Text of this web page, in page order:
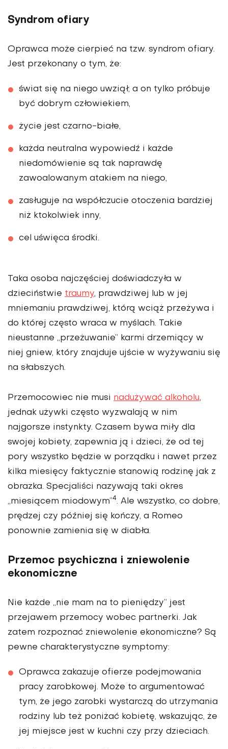
Syndrom ofiary
Oprawca może cierpieć na tzw. syndrom ofiary.
Jest przekonany o tym, że:
świat się na niego uwziął, a on tylko próbuje
być dobrym człowiekiem,
życie jest czarno-białe,
każda neutralna wypowiedź i każde
niedomówienie są tak naprawdę
zawoalowanym atakiem na niego,
zasługuje na współczucie otoczenia bardziej
niż ktokolwiek inny,
cel uświęca środki.
Taka osoba najczęściej doświadczyła w
dzieciństwie traumy, prawdziwej lub w jej
mniemaniu prawdziwej, którą wciąż przeżywa i
do której często wraca w myślach. Takie
nieustanne „przeżuwanie” karmi drzemiący w
niej gniew, który znajduje ujście w wyżywaniu się
na słabszych.
Przemocowiec nie musi nadużywać alkoholu,
jednak używki często wyzwalają w nim
najgorsze instynkty. Czasem bywa miły dla
swojej kobiety, zapewnia ją i dzieci, że od tej
pory wszystko będzie w porządku i nawet przez
kilka miesięcy faktycznie stanowią rodzinę jak z
obrazka. Specjaliści nazywają taki okres
„miesiącem miodowym”4. Ale wszystko, co dobre,
prędzej czy później się kończy, a Romeo
ponownie zamienia się w diabła.
Przemoc psychiczna i zniewolenie
ekonomiczne
Nie każde „nie mam na to pieniędzy” jest
przejawem przemocy wobec partnerki. Jak
zatem rozpoznać zniewolenie ekonomiczne? Są
pewne charakterystyczne symptomy:
Oprawca zakazuje ofierze podejmowania
pracy zarobkowej. Może to argumentować
tym, że jego zarobki wystarczą do utrzymania
rodziny lub też poniżać kobietę, wskazując, że
jej miejsce jest w kuchni czy przy dzieciach.